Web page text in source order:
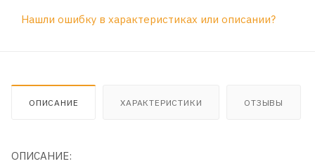
Нашли ошибку в характеристиках или описании?
ОПИСАНИЕ ХАРАКТЕРИСТИКИ ОТЗЫВЫ
ОПИСАНИЕ: